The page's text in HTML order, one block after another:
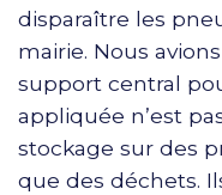
disparaître les
mairie. Nous
support central
appliquée n’est
stockage sur des
que des déchets.